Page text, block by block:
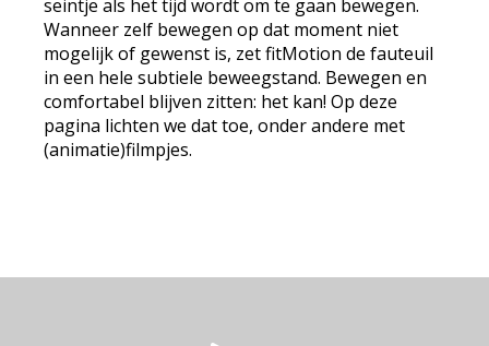
seintje als het tijd wordt om te gaan bewegen.
Wanneer zelf bewegen op dat moment niet
mogelijk of gewenst is, zet fitMotion de fauteuil
in een hele subtiele beweegstand. Bewegen en
comfortabel blijven zitten: het kan! Op deze
pagina lichten we dat toe, onder andere met
(animatie)filmpjes.